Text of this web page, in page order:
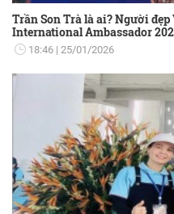
Trần Son Trà là ai? Người
International Ambassador
18:46 25/01/2026